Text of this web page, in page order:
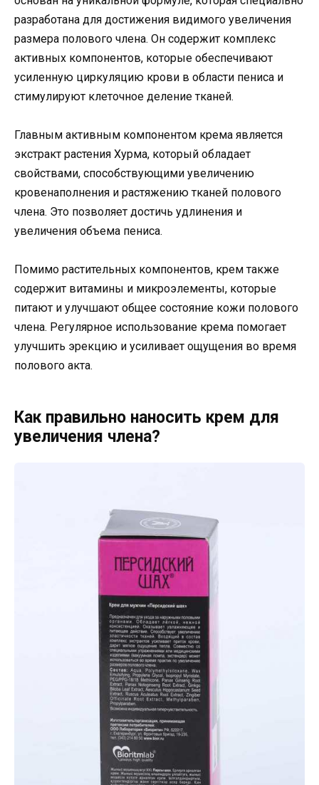
разработана для достижения видимого увеличения
размера полового члена. Он содержит комплекс
активных компонентов, которые обеспечивают
усиленную циркуляцию крови в области пениса и
стимулируют клеточное деление тканей.
Главным активным компонентом крема является
экстракт растения Хурма, который обладает
свойствами, способствующими увеличению
кровенаполнения и растяжению тканей полового
члена. Это позволяет достичь удлинения и
увеличения объема пениса.
Помимо растительных компонентов, крем также
содержит витамины и микроэлементы, которые
питают и улучшают общее состояние кожи полового
члена. Регулярное использование крема помогает
улучшить эрекцию и усиливает ощущения во время
полового акта.
Как правильно наносить крем для
увеличения члена?